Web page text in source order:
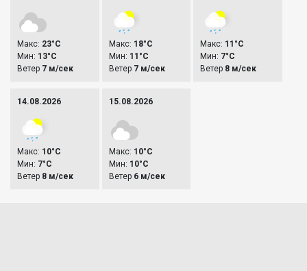
Макс: 23°C
Мин: 13°C
Ветер 7 м/сек
Макс: 18°C
Мин: 11°C
Ветер 7 м/сек
Макс: 11°C
Мин: 7°C
Ветер 8 м/сек
14.08.2026
Макс: 10°C
Мин: 7°C
Ветер 8 м/сек
15.08.2026
Макс: 10°C
Мин: 10°C
Ветер 6 м/сек